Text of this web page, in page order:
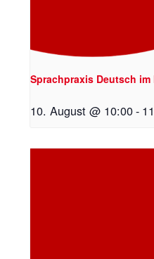
Sprachpraxis Deutsch
10. August @ 10:00-